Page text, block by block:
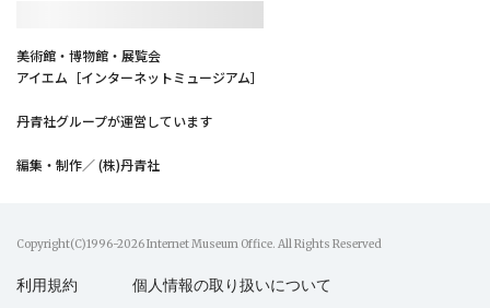
美術館・博物館・展覧会
アイエム［インターネットミュージアム］
丹青社グループが運営しています
編集・制作／ (株)丹青社
Copyright(C)1996-2026 Internet Museum Office. All Rights Reserved
利用規約 個人情報の取り扱いについて